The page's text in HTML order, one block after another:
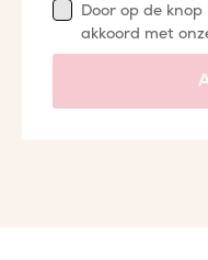
Door op de knop
akkoord met